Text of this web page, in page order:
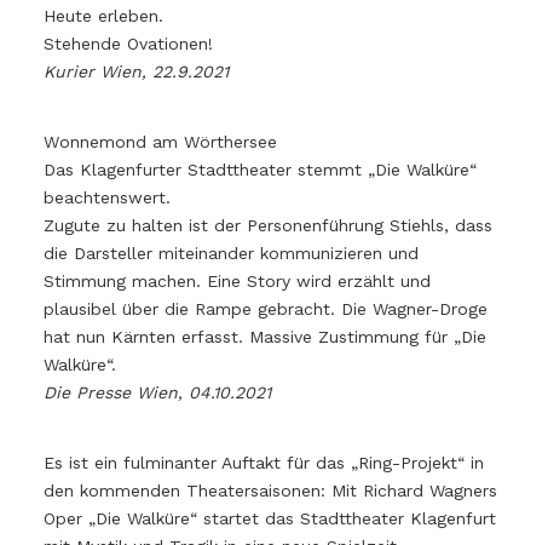
Heute erleben.
Stehende Ovationen!
Kurier Wien, 22.9.2021
Wonnemond am Wörthersee
Das Klagenfurter Stadttheater stemmt „Die Walküre“
beachtenswert.
Zugute zu halten ist der Personenführung Stiehls, dass
die Darsteller miteinander kommunizieren und
Stimmung machen. Eine Story wird erzählt und
plausibel über die Rampe gebracht. Die Wagner-Droge
hat nun Kärnten erfasst. Massive Zustimmung für „Die
Walküre“.
Die Presse Wien, 04.10.2021
Es ist ein fulminanter Auftakt für das „Ring-Projekt“ in
den kommenden Theatersaisonen: Mit Richard Wagners
Oper „Die Walküre“ startet das Stadttheater Klagenfurt